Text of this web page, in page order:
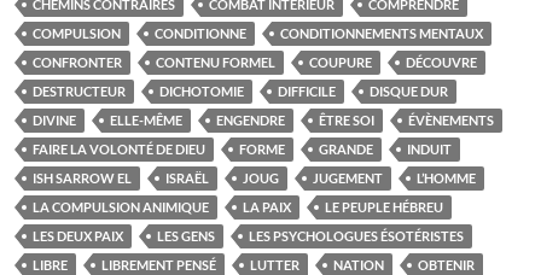
CHEMINS CONTRAIRES COMBAT INTÉRIEUR
COMPRENDRE
COMPULSION
CONDITIONNE
CONDITIONNEMENTS MENTAUX
CONFRONTER
CONTENU FORMEL COUPURE
DÉCOUVRE
DESTRUCTEUR
DICHOTOMIE DIFFICILE
DISQUE DUR
DIVINE
ELLE-MÊME ENGENDRE ÊTRE SOI
ÉVÈNEMENTS
FAIRE LA VOLONTÉ DE DIEU
FORME GRANDE
INDUIT
ISH SARROW EL
ISRAËL JOUG JUGEMENT
L’HOMME
LA COMPULSION ANIMIQUE
LA PAIX
LE PEUPLE HÉBREU
LES DEUX PAIX
LES GENS
LES PSYCHOLOGUES ÉSOTÉRISTES
LIBRE
LIBREMENT PENSÉ LUTTER NATION
OBTENIR